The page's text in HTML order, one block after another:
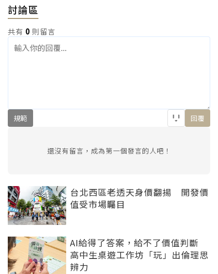
討論區
共有 0 則留言
規範 回覆
還沒有留言，成為第一個發言的人吧！
台北西區老透天身價翻揚 開發價
值受市場矚目
AI給得了答案，給不了價值判斷
高中生桌遊工作坊「玩」出倫理思
辨力